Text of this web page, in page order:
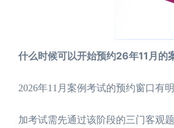
什么时候可以开始预约26年11月的
2026年11月案例考试的预约窗口有
加考试需先通过该阶段的三门客观